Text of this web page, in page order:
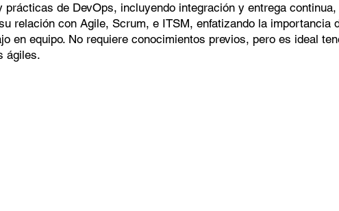
prácticas de DevOps, incluyendo integración y entrega continua,
relación con Agile, Scrum, e ITSM, enfatizando la importancia
en equipo. No requiere conocimientos previos, pero es ideal
ágiles.